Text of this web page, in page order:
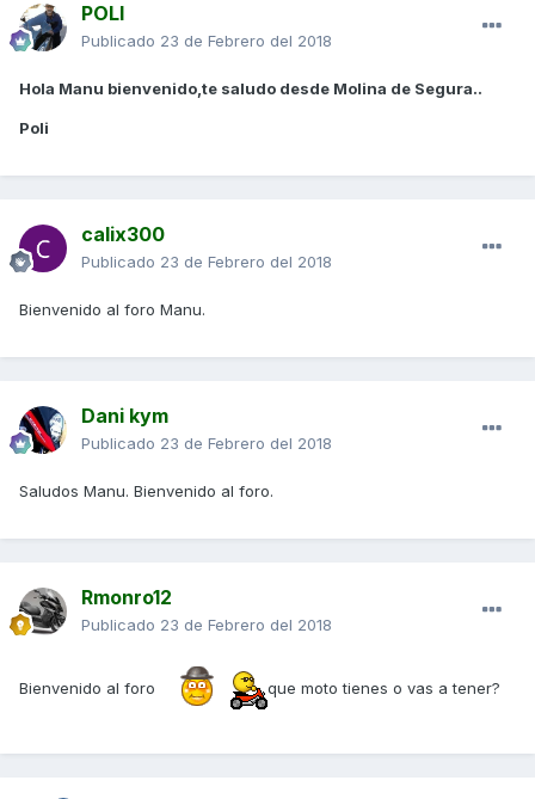
POLI
Publicado 23 de Febrero del 2018
Hola Manu bienvenido,te saludo desde Molina de Segura..
Poli
calix300
Publicado 23 de Febrero del 2018
Bienvenido al foro Manu.
Dani kym
Publicado 23 de Febrero del 2018
Saludos Manu. Bienvenido al foro.
Rmonro12
Publicado 23 de Febrero del 2018
Bienvenido al foro que moto tienes o vas a tener?